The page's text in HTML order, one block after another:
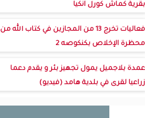
بقرية كماش كورل انكيا
فعاليات تخرج 13 من المجازين في كتاب الله من
محظرة الإخلاص بكنكوصه 2
عمدة بلاجميل يمول تجهيز بئر و يقدم دعما
زراعيا لقرى في بلدية هامد (فيديو)